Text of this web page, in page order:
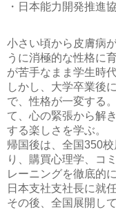
・日本能力開発推進
小さい頃から皮膚病
うに消極的な性格に
が苦手なまま学生時
しかし、大学卒業後
で、性格が一変する
て、心の緊張から解
する楽しさを学ぶ。
帰国後は、全国350
り、購買心理学、コ
レーニングを徹底的
日本支社支社長に就任
その後、全国展開し